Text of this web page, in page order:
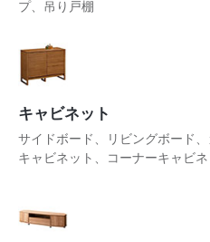
プ、吊り戸棚
キャビネット
サイドボード、リビングボード
キャビネット、コーナーキャビネ